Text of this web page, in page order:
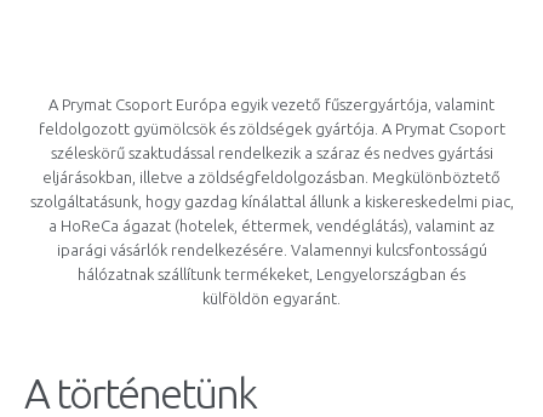
A Prymat Csoport Európa egyik vezető fűszergyártója, valamint
feldolgozott gyümölcsök és zöldségek gyártója. A Prymat Csoport
széleskörű szaktudással rendelkezik a száraz és nedves gyártási
eljárásokban, illetve a zöldségfeldolgozásban. Megkülönböztető
szolgáltatásunk, hogy gazdag kínálattal állunk a kiskereskedelmi piac,
a HoReCa ágazat (hotelek, éttermek, vendéglátás), valamint az
iparági vásárlók rendelkezésére. Valamennyi kulcsfontosságú
hálózatnak szállítunk termékeket, Lengyelországban és
külföldön egyaránt.
A történetünk